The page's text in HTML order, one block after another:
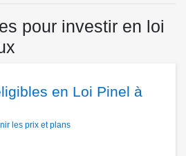
pour investir en loi
en Loi Pinel à
les prix et plans